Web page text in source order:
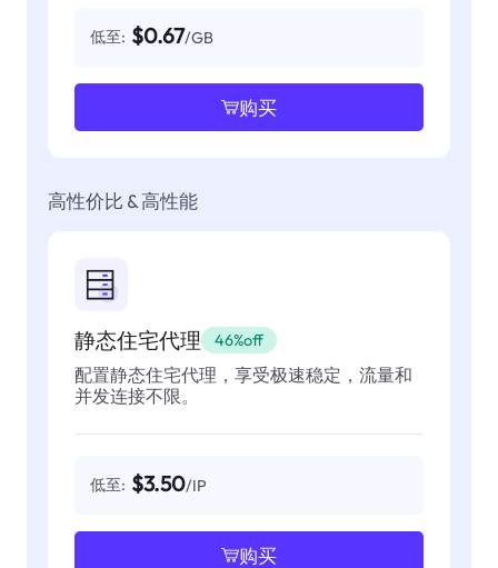
低至: $0.67/GB
购买
高性价比 & 高性能
静态住宅代理 46%off
配置静态住宅代理，享受极速稳定，流量和
并发连接不限。
低至: $3.50/IP
购买